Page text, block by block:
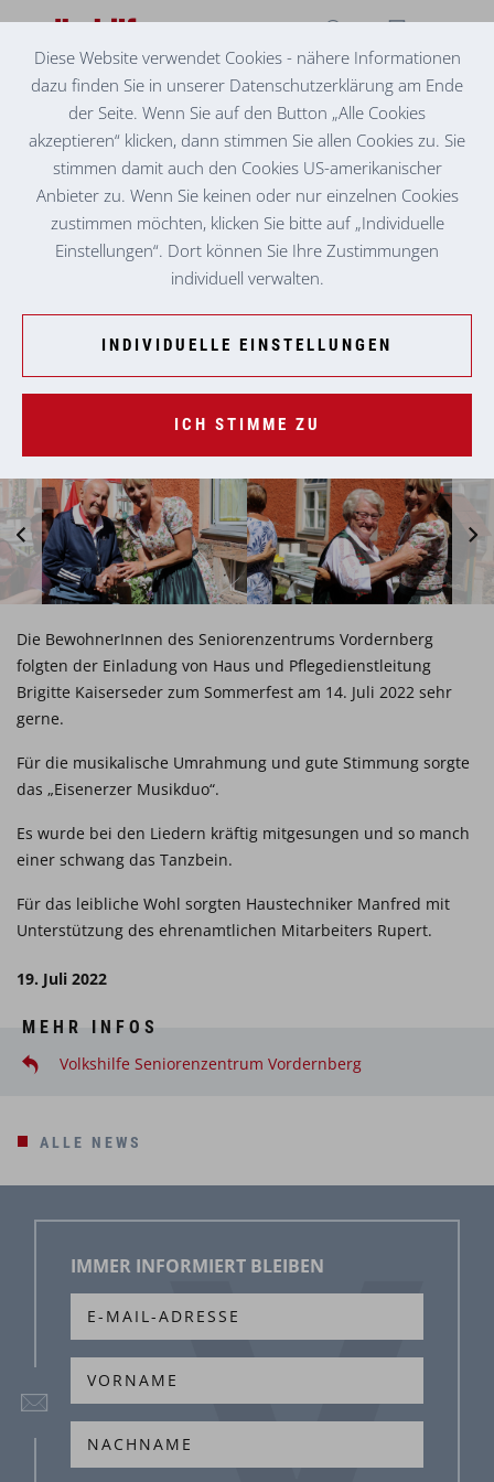
VOLKSHILFE SENIORENZENTRUM VORDERNBERG
SOMMERFEST
Die BewohnerInnen des Seniorenzentrums Vordernberg
folgten der Einladung von Haus und Pflegedienstleitung
Brigitte Kaiserseder zum Sommerfest am 14. Juli 2022 sehr
gerne.
Für die musikalische Umrahmung und gute Stimmung sorgte
das „Eisenerzer Musikduo“.
Es wurde bei den Liedern kräftig mitgesungen und so manch
einer schwang das Tanzbein.
Für das leibliche Wohl sorgten Haustechniker Manfred mit
Unterstützung des ehrenamtlichen Mitarbeiters Rupert.
19. Juli 2022
MEHR INFOS
Volkshilfe Seniorenzentrum Vordernberg
ALLE NEWS
IMMER INFORMIERT BLEIBEN
Diese Website verwendet Cookies - nähere Informationen
dazu finden Sie in unserer Datenschutzerklärung am Ende
der Seite. Wenn Sie auf den Button „Alle Cookies
akzeptieren“ klicken, dann stimmen Sie allen Cookies zu. Sie
stimmen damit auch den Cookies US-amerikanischer
Anbieter zu. Wenn Sie keinen oder nur einzelnen Cookies
zustimmen möchten, klicken Sie bitte auf „Individuelle
Einstellungen“. Dort können Sie Ihre Zustimmungen
individuell verwalten.
INDIVIDUELLE EINSTELLUNGEN
ICH STIMME ZU